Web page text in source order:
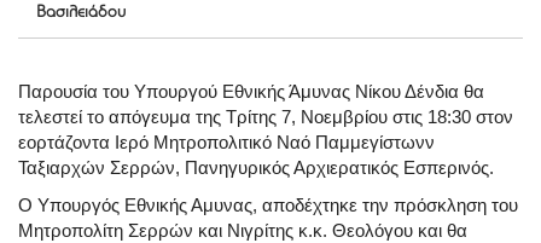
Βασιλειάδου
Παρουσία του Υπουργού Εθνικής Άμυνας Νίκου Δένδια θα
τελεστεί το απόγευμα της Τρίτης 7, Νοεμβρίου στις 18:30 στον
εορτάζοντα Ιερό Μητροπολιτικό Ναό Παμμεγίστωνν
Ταξιαρχών Σερρών, Πανηγυρικός Αρχιερατικός Εσπερινός.
Ο Υπουργός Εθνικής Αμυνας, αποδέχτηκε την πρόσκληση του
Μητροπολίτη Σερρών και Νιγρίτης κ.κ. Θεολόγου και θα